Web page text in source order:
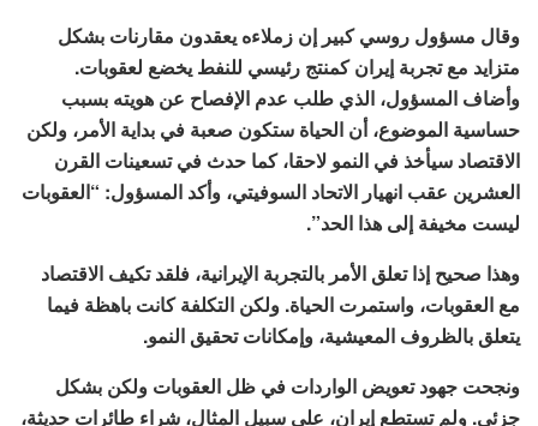
وقال مسؤول روسي كبير إن زملاءه يعقدون مقارنات بشكل
متزايد مع تجربة إيران كمنتج رئيسي للنفط يخضع لعقوبات.
وأضاف المسؤول، الذي طلب عدم الإفصاح عن هويته بسبب
حساسية الموضوع، أن الحياة ستكون صعبة في بداية الأمر، ولكن
الاقتصاد سيأخذ في النمو لاحقا، كما حدث في تسعينات القرن
العشرين عقب انهيار الاتحاد السوفيتي، وأكد المسؤول: “العقوبات
ليست مخيفة إلى هذا الحد”.
وهذا صحيح إذا تعلق الأمر بالتجربة الإيرانية، فلقد تكيف الاقتصاد
مع العقوبات، واستمرت الحياة. ولكن التكلفة كانت باهظة فيما
يتعلق بالظروف المعيشية، وإمكانات تحقيق النمو.
ونجحت جهود تعويض الواردات في ظل العقوبات ولكن بشكل
جزئي. ولم تستطع إيران، على سبيل المثال، شراء طائرات حديثة،